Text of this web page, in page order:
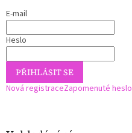
E-mail
Heslo
PŘIHLÁSIT SE
Nová registraceZapomenuté heslo